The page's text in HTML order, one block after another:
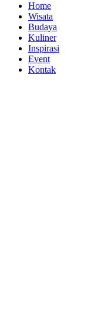
Home
Wisata
Budaya
Kuliner
Inspirasi
Event
Kontak